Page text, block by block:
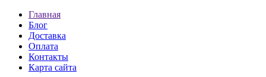
Главная
Блог
Доставка
Оплата
Контакты
Карта сайта